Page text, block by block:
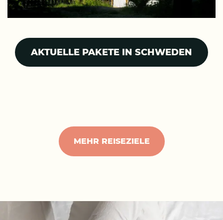
AKTUELLE PAKETE IN SCHWEDEN
MEHR REISEZIELE